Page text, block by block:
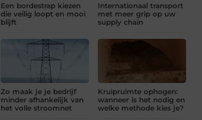
Een bordestrap kiezen
die veilig loopt en mooi
blijft
Internationaal transport
met meer grip op uw
supply chain
Zo maak je je bedrijf
minder afhankelijk van
het volle stroomnet
Kruipruimte ophogen:
wanneer is het nodig en
welke methode kies je?